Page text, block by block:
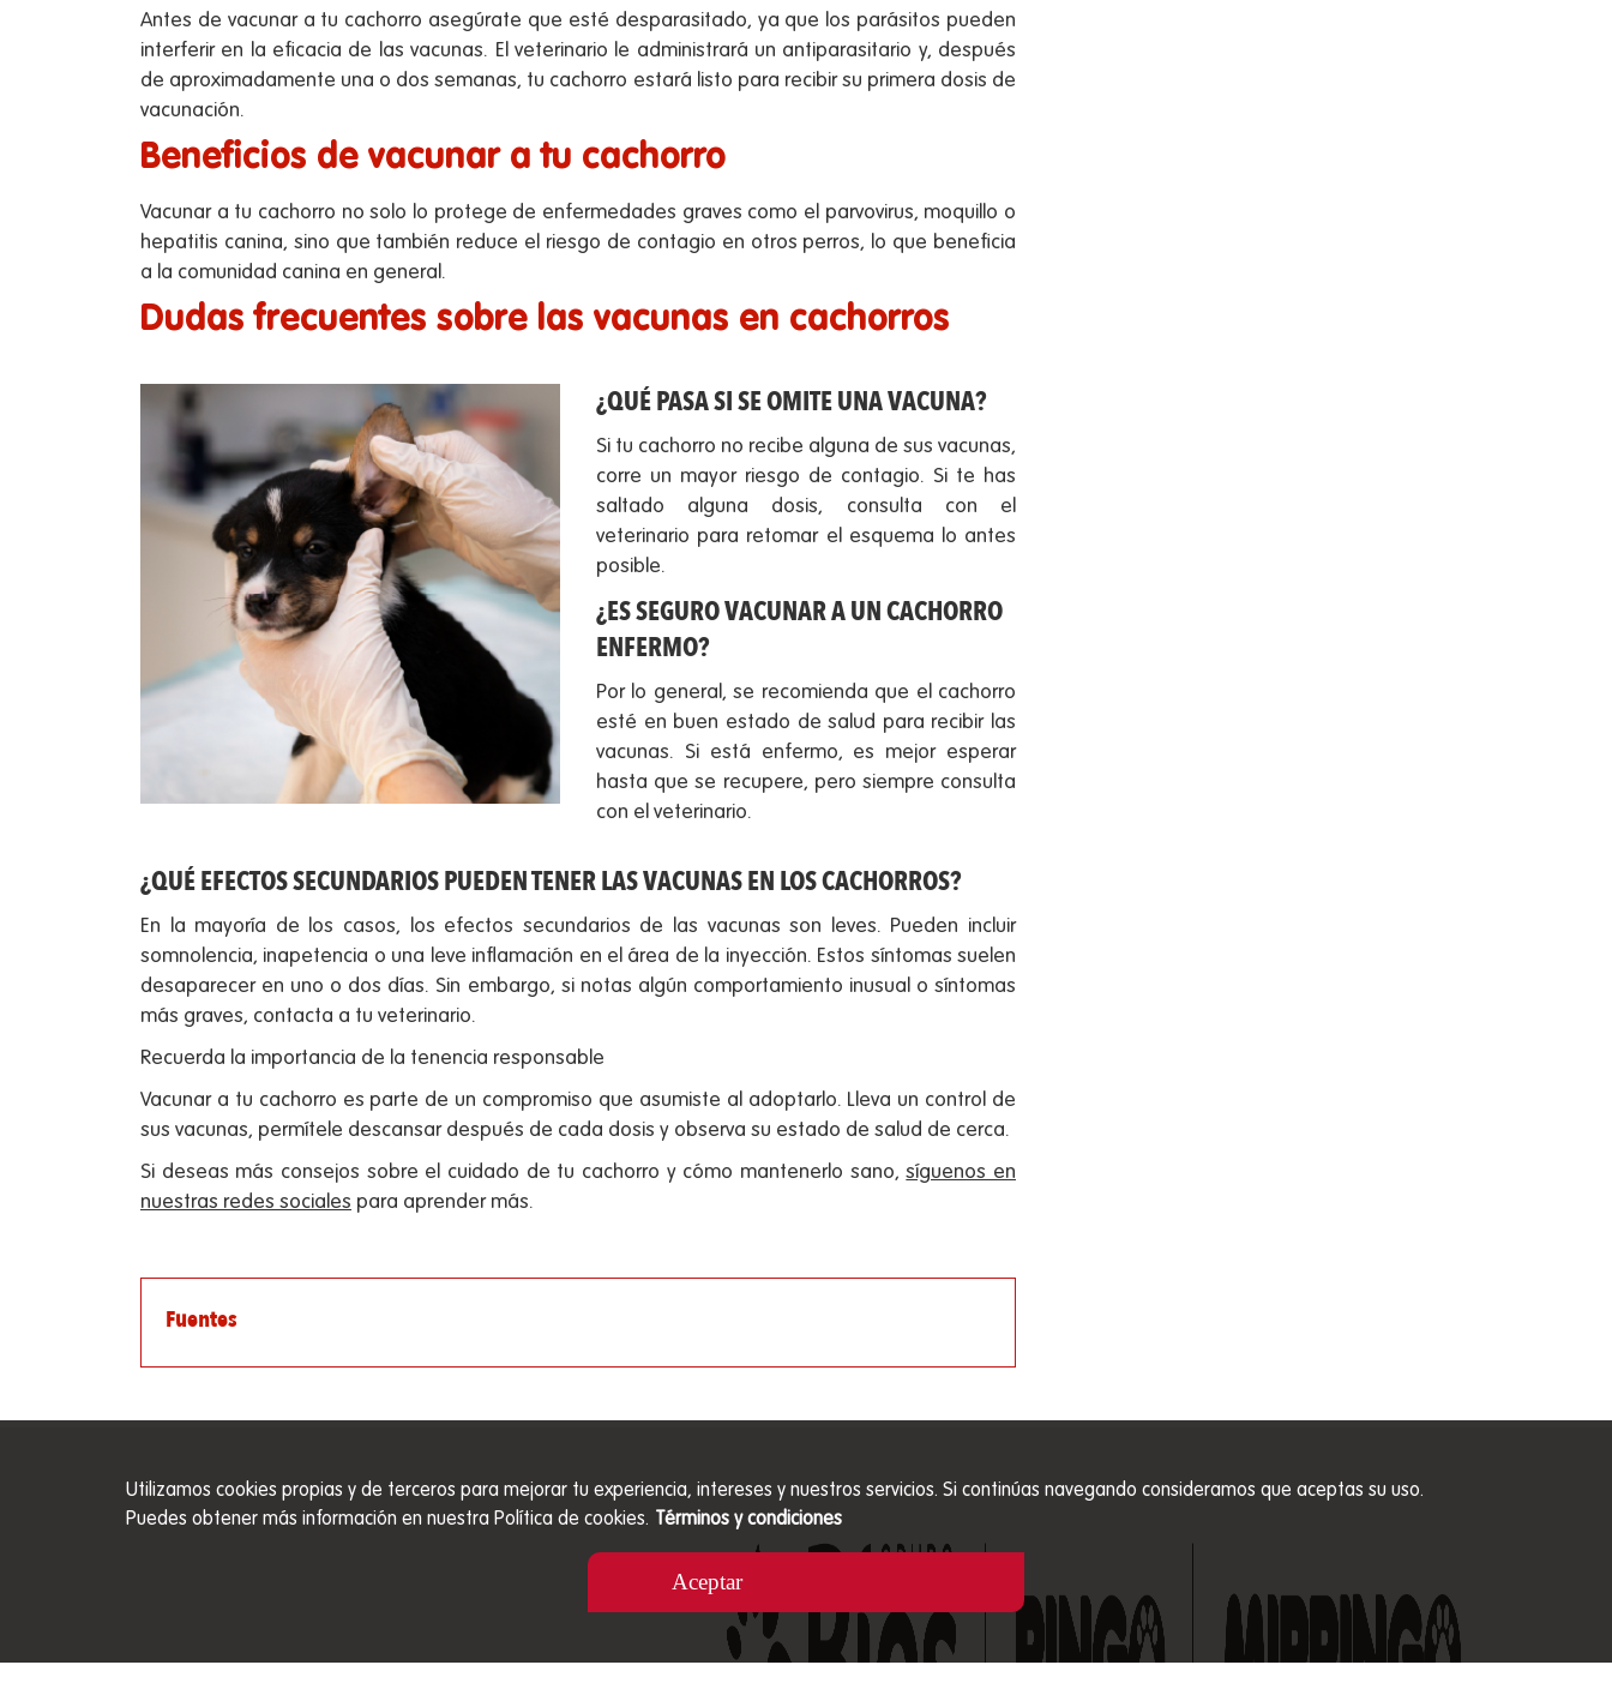
Utilizamos cookies propias y de terceros para mejorar tu experiencia, intereses y nuestros servicios. Si continúas navegando consideramos que aceptas su uso.
Puedes obtener más información en nuestra Política de cookies. Términos y condiciones
Aceptar
Antes de vacunar a tu cachorro asegúrate que esté desparasitado, ya que los parásitos pueden
interferir en la eficacia de las vacunas. El veterinario le administrará un antiparasitario y, después
de aproximadamente una o dos semanas, tu cachorro estará listo para recibir su primera dosis de
vacunación.
Beneficios de vacunar a tu cachorro
Vacunar a tu cachorro no solo lo protege de enfermedades graves como el parvovirus, moquillo o
hepatitis canina, sino que también reduce el riesgo de contagio en otros perros, lo que beneficia
a la comunidad canina en general.
Dudas frecuentes sobre las vacunas en cachorros
¿QUÉ PASA SI SE OMITE UNA VACUNA?
Si tu cachorro no recibe alguna de sus vacunas,
corre un mayor riesgo de contagio. Si te has
saltado alguna dosis, consulta con el
veterinario para retomar el esquema lo antes
posible.
¿ES SEGURO VACUNAR A UN CACHORRO
ENFERMO?
Por lo general, se recomienda que el cachorro
esté en buen estado de salud para recibir las
vacunas. Si está enfermo, es mejor esperar
hasta que se recupere, pero siempre consulta
con el veterinario.
¿QUÉ EFECTOS SECUNDARIOS PUEDEN TENER LAS VACUNAS EN LOS CACHORROS?
En la mayoría de los casos, los efectos secundarios de las vacunas son leves. Pueden incluir
somnolencia, inapetencia o una leve inflamación en el área de la inyección. Estos síntomas suelen
desaparecer en uno o dos días. Sin embargo, si notas algún comportamiento inusual o síntomas
más graves, contacta a tu veterinario.
Recuerda la importancia de la tenencia responsable
Vacunar a tu cachorro es parte de un compromiso que asumiste al adoptarlo. Lleva un control de
sus vacunas, permítele descansar después de cada dosis y observa su estado de salud de cerca.
Si deseas más consejos sobre el cuidado de tu cachorro y cómo mantenerlo sano,síguenos en
nuestras redes sociales para aprender más.
Fuentes